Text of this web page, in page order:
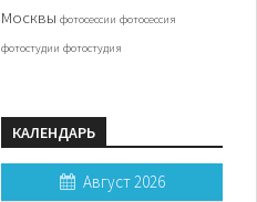
Москвы фотосессии фотосессия
фотостудии фотостудия
КАЛЕНДАРЬ
Август 2026